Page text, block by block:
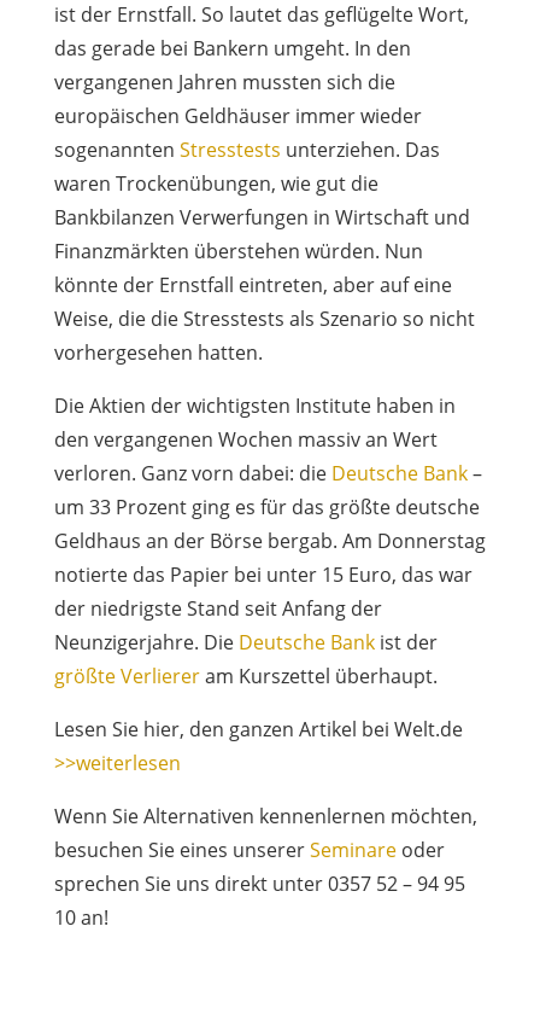
ist der Ernstfall. So lautet das geflügelte Wort,
das gerade bei Bankern umgeht. In den
vergangenen Jahren mussten sich die
europäischen Geldhäuser immer wieder
sogenannten Stresstests unterziehen. Das
waren Trockenübungen, wie gut die
Bankbilanzen Verwerfungen in Wirtschaft und
Finanzmärkten überstehen würden. Nun
könnte der Ernstfall eintreten, aber auf eine
Weise, die die Stresstests als Szenario so nicht
vorhergesehen hatten.
Die Aktien der wichtigsten Institute haben in
den vergangenen Wochen massiv an Wert
verloren. Ganz vorn dabei: die Deutsche Bank–
um 33 Prozent ging es für das größte deutsche
Geldhaus an der Börse bergab. Am Donnerstag
notierte das Papier bei unter 15 Euro, das war
der niedrigste Stand seit Anfang der
Neunzigerjahre. Die Deutsche Bankist der
größte Verliereram Kurszettel überhaupt.
Lesen Sie hier, den ganzen Artikel bei Welt.de
>>weiterlesen
Wenn Sie Alternativen kennenlernen möchten,
besuchen Sie eines unsererSeminareoder
sprechen Sie uns direkt unter 0357 52 – 94 95
10 an!